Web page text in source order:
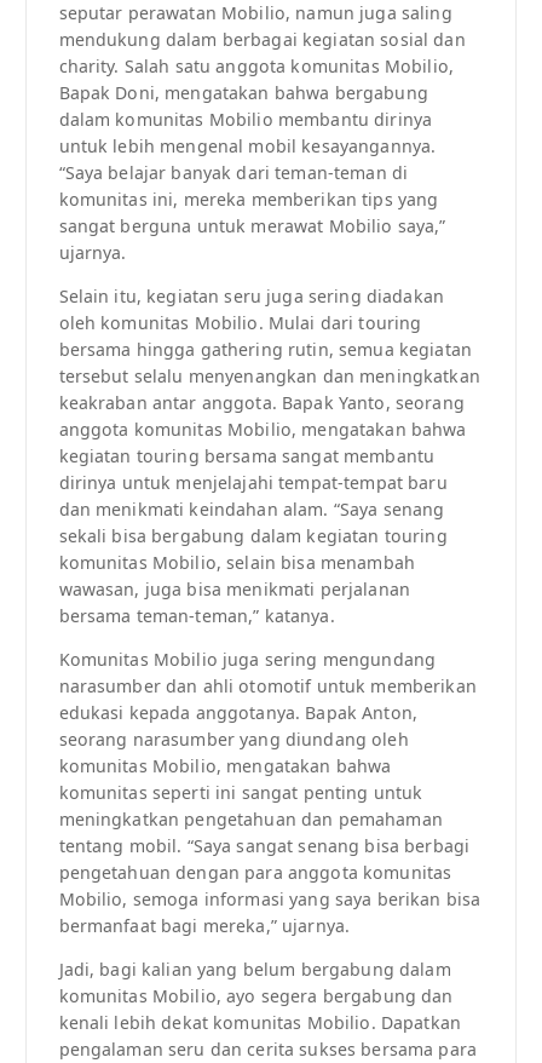
seputar perawatan Mobilio, namun juga saling
mendukung dalam berbagai kegiatan sosial dan
charity. Salah satu anggota komunitas Mobilio,
Bapak Doni, mengatakan bahwa bergabung
dalam komunitas Mobilio membantu dirinya
untuk lebih mengenal mobil kesayangannya.
“Saya belajar banyak dari teman-teman di
komunitas ini, mereka memberikan tips yang
sangat berguna untuk merawat Mobilio saya,”
ujarnya.
Selain itu, kegiatan seru juga sering diadakan
oleh komunitas Mobilio. Mulai dari touring
bersama hingga gathering rutin, semua kegiatan
tersebut selalu menyenangkan dan meningkatkan
keakraban antar anggota. Bapak Yanto, seorang
anggota komunitas Mobilio, mengatakan bahwa
kegiatan touring bersama sangat membantu
dirinya untuk menjelajahi tempat-tempat baru
dan menikmati keindahan alam. “Saya senang
sekali bisa bergabung dalam kegiatan touring
komunitas Mobilio, selain bisa menambah
wawasan, juga bisa menikmati perjalanan
bersama teman-teman,” katanya.
Komunitas Mobilio juga sering mengundang
narasumber dan ahli otomotif untuk memberikan
edukasi kepada anggotanya. Bapak Anton,
seorang narasumber yang diundang oleh
komunitas Mobilio, mengatakan bahwa
komunitas seperti ini sangat penting untuk
meningkatkan pengetahuan dan pemahaman
tentang mobil. “Saya sangat senang bisa berbagi
pengetahuan dengan para anggota komunitas
Mobilio, semoga informasi yang saya berikan bisa
bermanfaat bagi mereka,” ujarnya.
Jadi, bagi kalian yang belum bergabung dalam
komunitas Mobilio, ayo segera bergabung dan
kenali lebih dekat komunitas Mobilio. Dapatkan
pengalaman seru dan cerita sukses bersama para